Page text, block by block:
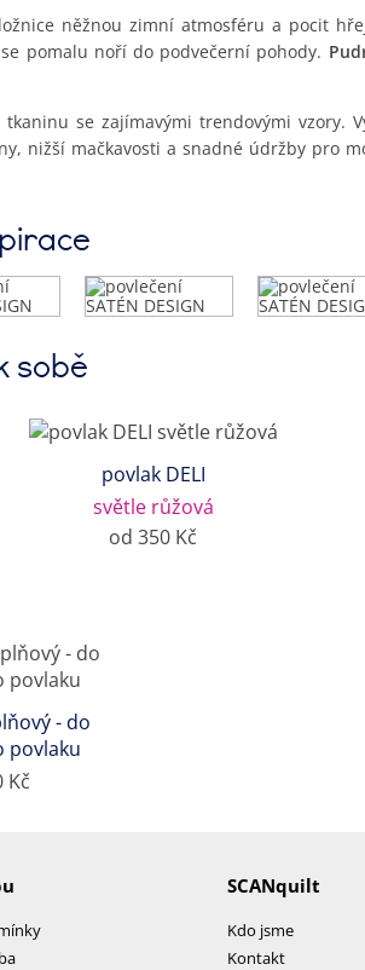
něžnou zimní atmosféru a pocit
pomalu noří do podvečerní pohody.
se zajímavými trendovými vzory.
nižší mačkavosti a snadné údržby pro
sobě
povlak DELI
světle růžová
od 350 Kč
- do
povlaku
Kč
SCANquilt
Kdo jsme
Kontakt